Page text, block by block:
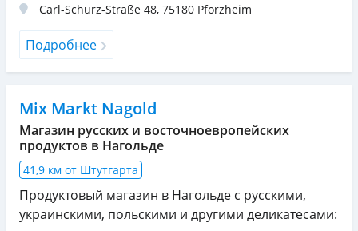
Carl-Schurz-Straße 48, 75180 Pforzheim
Подробнее
Mix Markt Nagold
Магазин русских и восточноевропейских
продуктов в Нагольде
41,9 км от Штутгарта
Продуктовый магазин в Нагольде с русскими,
украинскими, польскими и другими деликатесами: